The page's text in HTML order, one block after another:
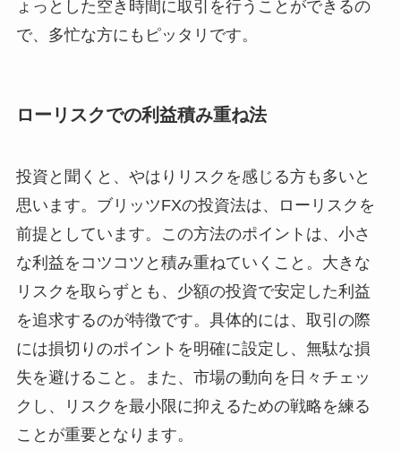
ょっとした空き時間に取引を行うことができるの
で、多忙な方にもピッタリです。
ローリスクでの利益積み重ね法
投資と聞くと、やはりリスクを感じる方も多いと
思います。ブリッツFXの投資法は、ローリスクを
前提としています。この方法のポイントは、小さ
な利益をコツコツと積み重ねていくこと。大きな
リスクを取らずとも、少額の投資で安定した利益
を追求するのが特徴です。具体的には、取引の際
には損切りのポイントを明確に設定し、無駄な損
失を避けること。また、市場の動向を日々チェッ
クし、リスクを最小限に抑えるための戦略を練る
ことが重要となります。